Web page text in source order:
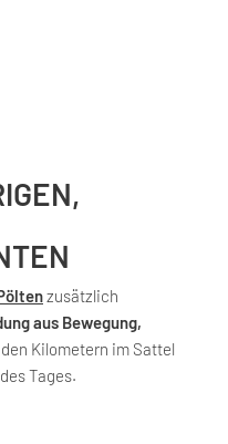
zusätzlich
aus Bewegung,
Kilometern im Sattel
Tages.